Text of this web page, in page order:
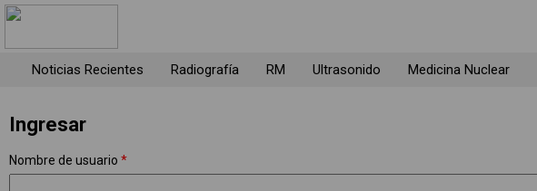
Noticias Recientes Radiografía RM Ultrasonido Medicina Nuclear
Ingresar
Nombre de usuario *